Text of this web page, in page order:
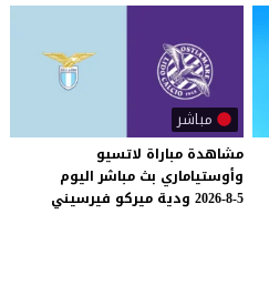
مباشر
مشاهدة مباراة لاتسيو
وأوستياماري بث مباشر اليوم
5-8-2026
ودية ميركو فيرسيني